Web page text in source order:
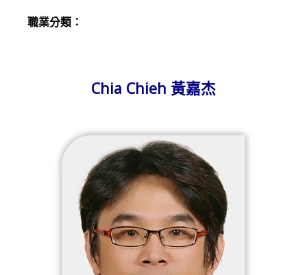
職業分類：
Chia Chieh 黃嘉杰